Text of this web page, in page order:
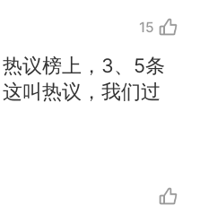
15
议榜上，3、5条
叫热议，我们过